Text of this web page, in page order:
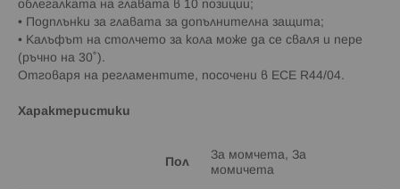
облегалката на главата в 10 позиции;
• Подплънки за главата за допълнителна защита;
• Калъфът на столчето за кола може да се сваля и пере
(ръчно на 30˚).
Отговаря на регламентите, посочени в ECE R44/04.
Характеристики
Пол
За момчета, За
момичета